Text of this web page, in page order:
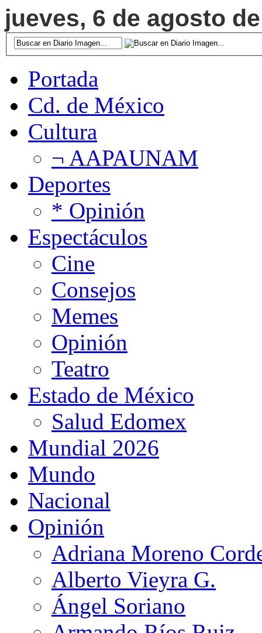
jueves, 6 de agosto
Portada
Cd. de México
Cultura
¬ AAPAUNAM
Deportes
* Opinión
Espectáculos
Cine
Consejos
Memes
Opinión
Teatro
Estado de México
Salud Edomex
Mundial 2026
Mundo
Nacional
Opinión
Adriana Moreno
Alberto Vieyra G.
Ángel Soriano